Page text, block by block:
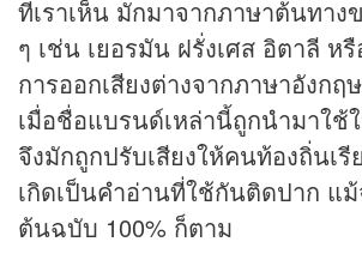
ที่เราเห็น มักมาจากภาษาต้นทา
ๆ เช่น เยอรมัน ฝรั่งเศส อิตาลี ห
การออกเสียงต่างจากภาษาอังกฤ
เมื่อชื่อแบรนด์เหล่านี้ถูกนำมาใช้
จึงมักถูกปรับเสียงให้คนท้องถิ่นเ
เกิดเป็นคำอ่านที่ใช้กันติดปาก แ
ต้นฉบับ 100% ก็ตาม